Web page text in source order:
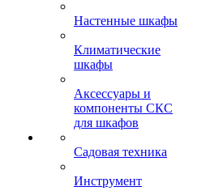
Настенные шкафы
Климатические
шкафы
Аксессуары и
компоненты СКС
для шкафов
Садовая техника
Инструмент